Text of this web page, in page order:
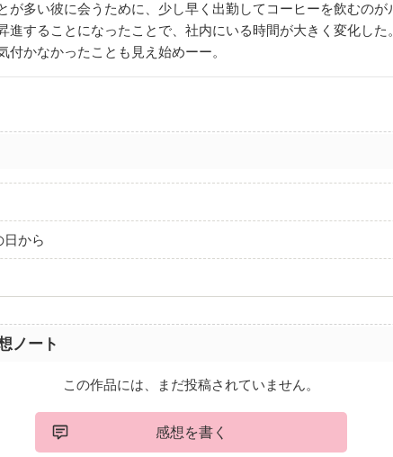
が多い彼に会うために、少し早く出勤してコーヒーを飲むのが
進することになったことで、社内にいる時間が大きく変化した
付かなかったことも見え始めーー。
日から
ノート
この作品には、まだ投稿されていません。
感想を書く